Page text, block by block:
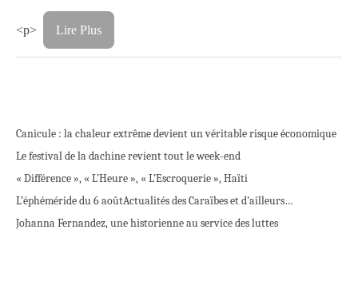
<p> Lire Plus
Canicule : la chaleur extrême devient un véritable risque économique
Le festival de la dachine revient tout le week-end
« Différence », « L’Heure », « L’Escroquerie », Haïti
L’éphéméride du 6 aoûtActualités des Caraïbes et d’ailleurs…
Johanna Fernandez, une historienne au service des luttes